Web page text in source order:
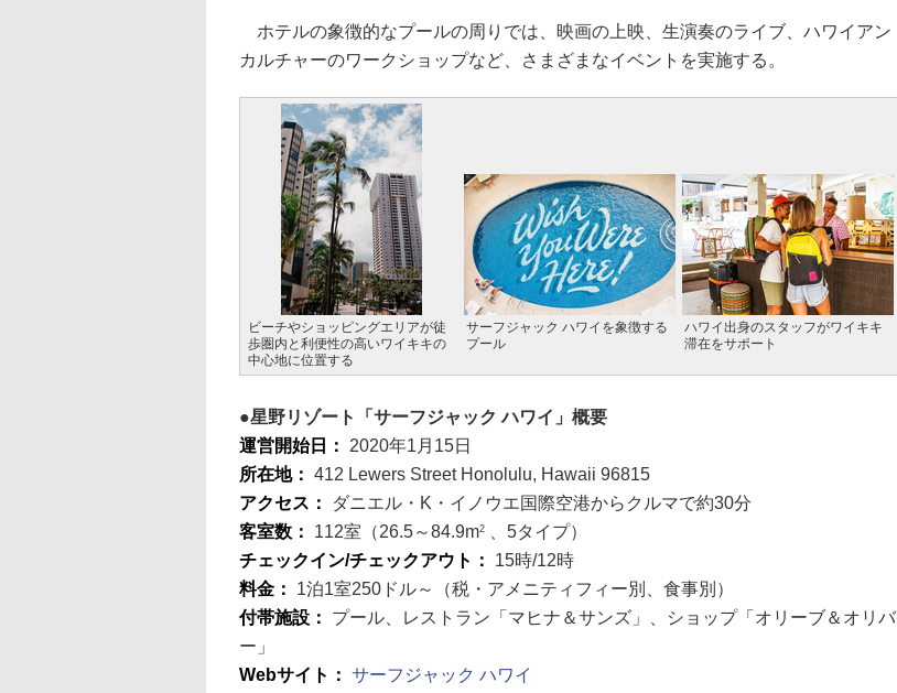
ホテルの象徴的なプールの周りでは、映画の上映、生演奏のライブ、ハワイアン
カルチャーのワークショップなど、さまざまなイベントを実施する。
ビーチやショッピングエリアが徒
歩圏内と利便性の高いワイキキの
中心地に位置する
サーフジャック ハワイを象徴する
プール
ハワイ出身のスタッフがワイキキ
滞在をサポート
星野リゾート「サーフジャック ハワイ」概要
運営開始日： 2020年1月15日
所在地： 412 Lewers Street Honolulu, Hawaii 96815
アクセス：
ダニエル・K・イノウエ国際空港からクルマで約30分
客室数： 112室（26.5～84.9m2
、5タイプ）
チェックイン/チェックアウト： 15時/12時
料金： 1泊1室250ドル～（税・アメニティフィー別、食事別）
付帯施設： プール、レストラン「マヒナ＆サンズ」、ショップ「オリーブ＆オリバ
ー」
Webサイト： サーフジャック ハワイ